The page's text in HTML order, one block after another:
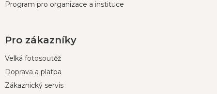
Program pro organizace a instituce
Pro zákazníky
Velká fotosoutěž
Doprava a platba
Zákaznický servis